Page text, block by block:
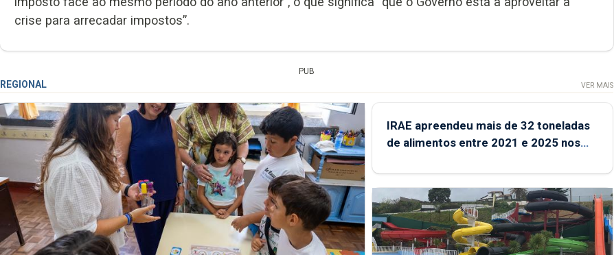
crise para arrecadar impostos”.
PUB
REGIONAL VER MAIS
IRAE apreendeu mais de 32 toneladas
de alimentos entre 2021 e 2025 nos